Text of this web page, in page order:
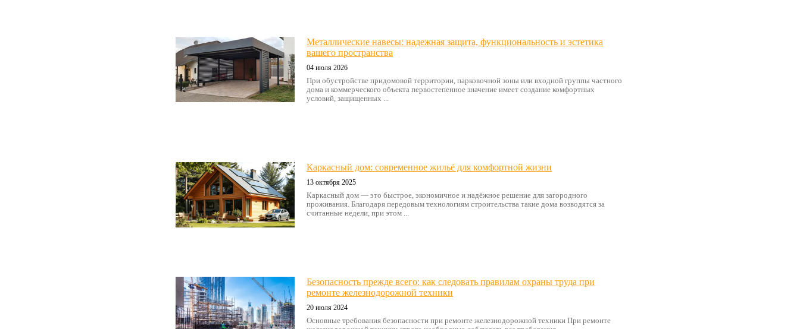
Металлические навесы: надежная защита, функциональность и эстетика
вашего пространства
04 июля 2026
При обустройстве придомовой территории, парковочной зоны или входной группы частного
дома и коммерческого объекта первостепенное значение имеет создание комфортных
условий, защищенных ...
Каркасный дом: современное жильё для комфортной жизни
13 октября 2025
Каркасный дом — это быстрое, экономичное и надёжное решение для загородного
проживания. Благодаря передовым технологиям строительства такие дома возводятся за
считанные недели, при этом ...
Безопасность прежде всего: как следовать правилам охраны труда при
ремонте железнодорожной техники
20 июля 2024
Основные требования безопасности при ремонте железнодорожной техники При ремонте